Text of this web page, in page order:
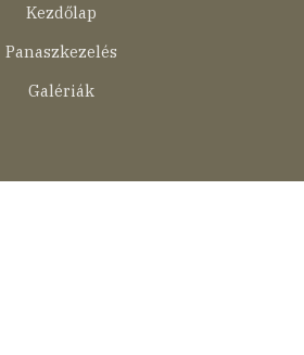
Kezdőlap
Panaszkezelés
Galériák